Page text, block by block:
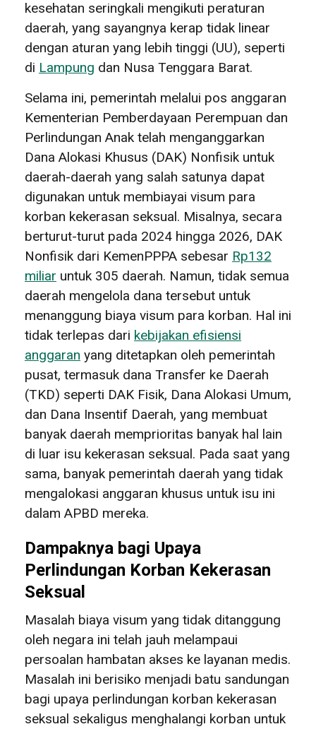
kesehatan seringkali mengikuti peraturan
daerah, yang sayangnya kerap tidak linear
dengan aturan yang lebih tinggi (UU), seperti
di Lampung dan Nusa Tenggara Barat.
Selama ini, pemerintah melalui pos anggaran
Kementerian Pemberdayaan Perempuan dan
Perlindungan Anak telah menganggarkan
Dana Alokasi Khusus (DAK) Nonfisik untuk
daerah-daerah yang salah satunya dapat
digunakan untuk membiayai visum para
korban kekerasan seksual. Misalnya, secara
berturut-turut pada 2024 hingga 2026, DAK
Nonfisik dari KemenPPPA sebesar Rp132
miliar untuk 305 daerah. Namun, tidak semua
daerah mengelola dana tersebut untuk
menanggung biaya visum para korban. Hal ini
tidak terlepas dari kebijakan efisiensi
anggaran yang ditetapkan oleh pemerintah
pusat, termasuk dana Transfer ke Daerah
(TKD) seperti DAK Fisik, Dana Alokasi Umum,
dan Dana Insentif Daerah, yang membuat
banyak daerah memprioritas banyak hal lain
di luar isu kekerasan seksual. Pada saat yang
sama, banyak pemerintah daerah yang tidak
mengalokasi anggaran khusus untuk isu ini
dalam APBD mereka.
Dampaknya bagi Upaya
Perlindungan Korban Kekerasan
Seksual
Masalah biaya visum yang tidak ditanggung
oleh negara ini telah jauh melampaui
persoalan hambatan akses ke layanan medis.
Masalah ini berisiko menjadi batu sandungan
bagi upaya perlindungan korban kekerasan
seksual sekaligus menghalangi korban untuk